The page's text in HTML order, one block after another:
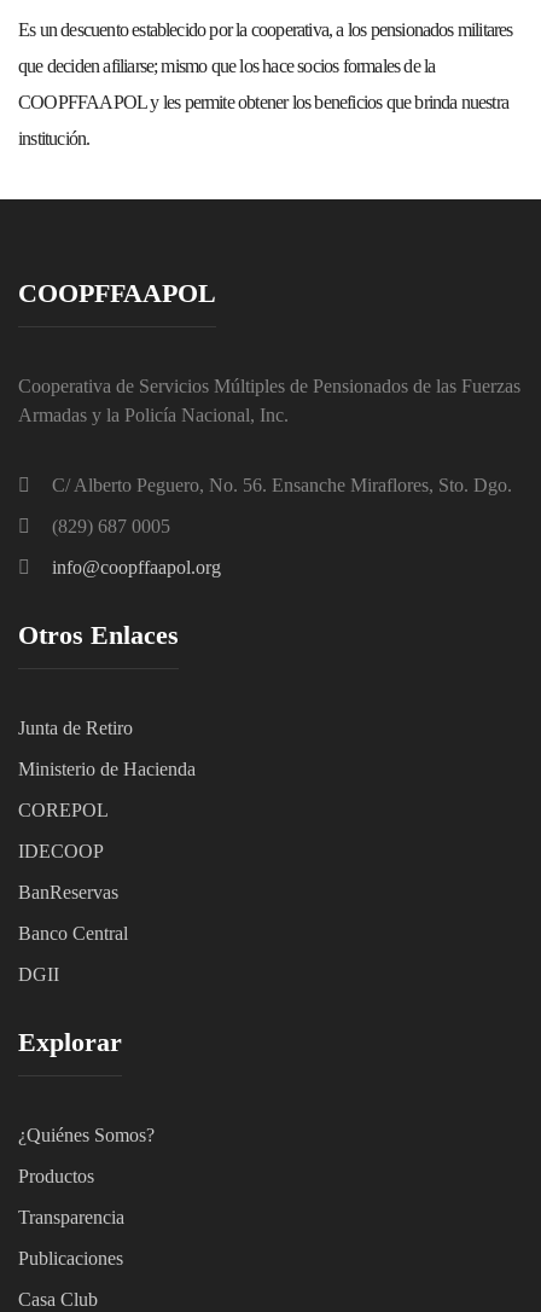
Es un descuento establecido por la cooperativa, a los pensionados militares
que deciden afiliarse; mismo que los hace socios formales de la
COOPFFAAPOL y les permite obtener los beneficios que brinda nuestra
institución.
COOPFFAAPOL
Cooperativa de Servicios Múltiples de Pensionados de las Fuerzas
Armadas y la Policía Nacional, Inc.
C/ Alberto Peguero, No. 56. Ensanche Miraflores, Sto. Dgo.
(829) 687 0005
info@coopffaapol.org
Otros Enlaces
Junta de Retiro
Ministerio de Hacienda
COREPOL
IDECOOP
BanReservas
Banco Central
DGII
Explorar
¿Quiénes Somos?
Productos
Transparencia
Publicaciones
Casa Club